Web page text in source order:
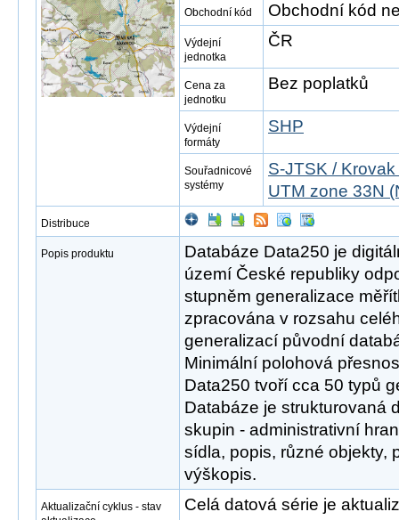
Obchodní kód Obchodní kód
Výdejní
jednotka
ČR
Cena za
jednotku
Bez poplatků
Výdejní
formáty
SHP
Souřadnicové
systémy
S-JTSK /
UTM zone 33N
Distribuce
Popis produktu
Databáze Data250 je
území České republiky
stupněm generalizace
zpracována v rozsahu
generalizací původní
Minimální polohová
Data250 tvoří cca 50 typů
Databáze je strukturovaná
skupin - administrativní
sídla, popis, různé objekty,
výškopis.
Aktualizační cyklus - stav
Celá datová série je